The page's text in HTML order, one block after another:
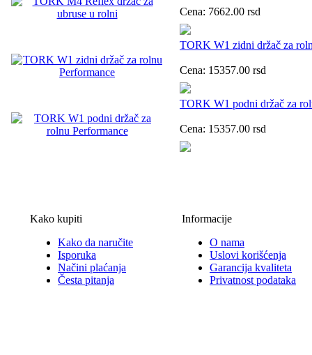
Cena: 7662.00 rsd
TORK W1 zidni držač za
Cena: 15357.00 rsd
TORK W1 podni držač za
Cena: 15357.00 rsd
Kako kupiti
Kako da naručite
Isporuka
Načini plaćanja
Česta pitanja
Informacije
O nama
Uslovi korišćenja
Garancija kvaliteta
Privatnost podataka